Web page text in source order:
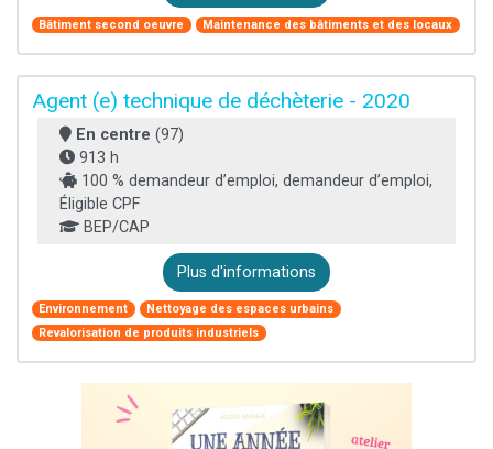
Bâtiment second oeuvre Maintenance des bâtiments et des locaux
Agent (e) technique de déchèterie - 2020
En centre (97)
913 h
100 % demandeur d’emploi, demandeur d’emploi,
Éligible CPF
BEP/CAP
Plus d'informations
Environnement
Nettoyage des espaces urbains
Revalorisation de produits industriels